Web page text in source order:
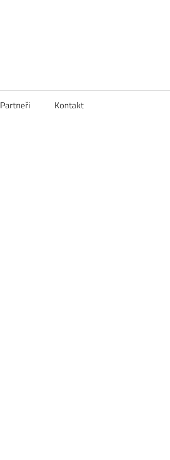
Partneři Kontakt